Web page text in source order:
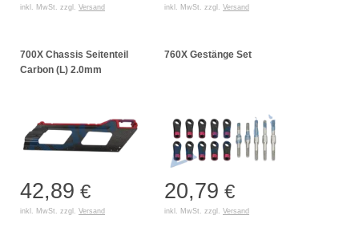
inkl. MwSt. zzgl. Versand inkl. MwSt. zzgl. Versand
700X Chassis Seitenteil
Carbon (L) 2.0mm
42,89 €
inkl. MwSt. zzgl. Versand
760X Gestänge Set
20,79 €
inkl. MwSt. zzgl. Versand